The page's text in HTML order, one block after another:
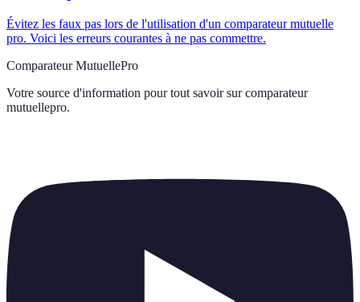
Évitez les faux pas lors de l'utilisation d'un comparateur mutuelle
pro. Voici les erreurs courantes à ne pas commettre.
Comparateur MutuellePro
Votre source d'information pour tout savoir sur comparateur
mutuellepro.